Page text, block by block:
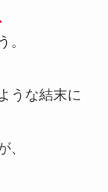
。
うな結末に
、